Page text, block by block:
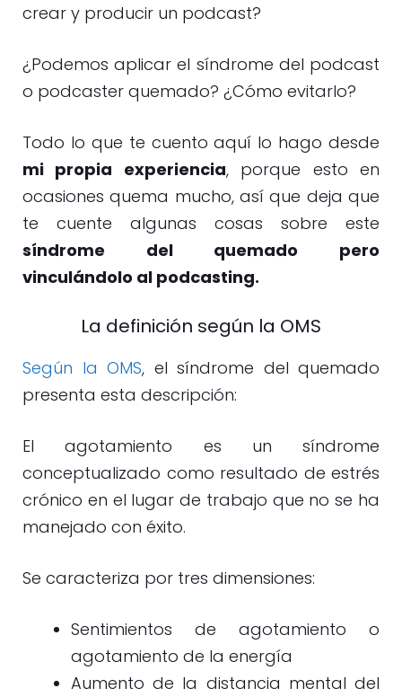
crear y producir un podcast?
¿Podemos aplicar el síndrome del podcast
o podcaster quemado? ¿Cómo evitarlo?
Todo lo que te cuento aquí lo hago desde
mi propia experiencia, porque esto en
ocasiones quema mucho, así que deja que
te cuente algunas cosas sobre este
síndrome del quemado pero
vinculándolo al podcasting.
La definición según la OMS
Según la OMS, el síndrome del quemado
presenta esta descripción:
El agotamiento es un síndrome
conceptualizado como resultado de estrés
crónico en el lugar de trabajo que no se ha
manejado con éxito.
Se caracteriza por tres dimensiones:
Sentimientos de agotamiento o
agotamiento de la energía
Aumento de la distancia mental del